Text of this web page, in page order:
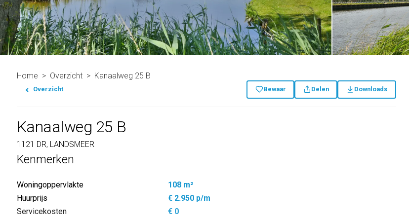
Home Overzicht Kanaalweg 25 B
Overzicht Bewaar Delen Downloads
Kanaalweg 25 B
1121 DR, LANDSMEER
Kenmerken
Woningoppervlakte
108 m²
Huurprijs
€ 2.950 p/m
Servicekosten
€ 0